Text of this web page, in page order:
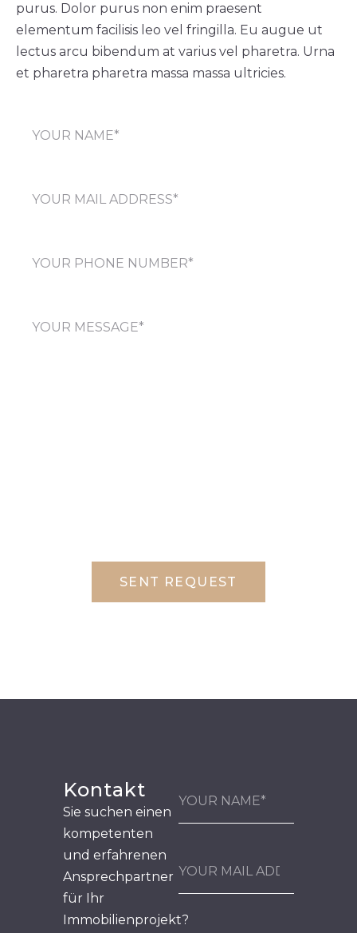
purus. Dolor purus non enim praesent
elementum facilisis leo vel fringilla. Eu augue ut
lectus arcu bibendum at varius vel pharetra. Urna
et pharetra pharetra massa massa ultricies.
Kontakt
Sie suchen einen
kompetenten
und erfahrenen
Ansprechpartner
für Ihr
Immobilienprojekt?